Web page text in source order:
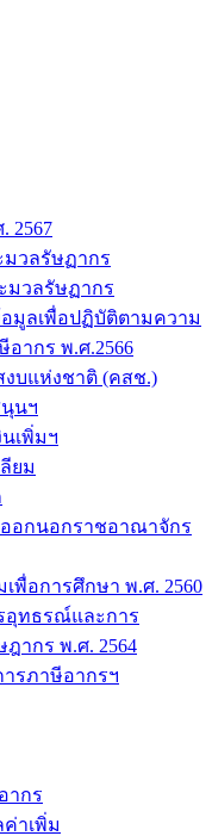
2567
วลรัษฏากร
มวลรัษฏากร
มูลเพื่อปฏิบัติตามความ
อากร พ.ศ.2566
บแห่งชาติ (คสช.)
นฯ
เพิ่มฯ
ยม
อกนอกราชอาณาจักร
พื่อการศึกษา พ.ศ. 2560
อุทธรณ์และการ
ากร พ.ศ. 2564
รภาษีอากรฯ
ากร
าเพิ่ม